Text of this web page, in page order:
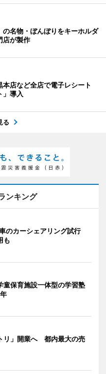
の名物・ぼんぼりをキーホルダ
が製作
店など全店で電子レシート
」導入
る
ンキング
のカーシェアリング試行
も
保育施設一体型の学習塾
リ」開業へ 都内最大の売